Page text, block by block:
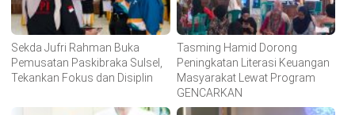
Sekda Jufri Rahman Buka
Pemusatan Paskibraka Sulsel,
Tekankan Fokus dan Disiplin
Tasming Hamid Dorong
Peningkatan Literasi Keuangan
Masyarakat Lewat Program
GENCARKAN